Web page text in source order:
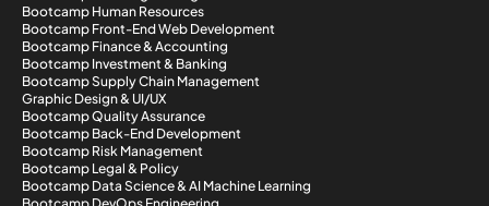
Bootcamp Human Resources
Bootcamp Front-End Web Development
Bootcamp Finance & Accounting
Bootcamp Investment & Banking
Bootcamp Supply Chain Management
Graphic Design & UI/UX
Bootcamp Quality Assurance
Bootcamp Back-End Development
Bootcamp Risk Management
Bootcamp Legal & Policy
Bootcamp Data Science & AI Machine Learning